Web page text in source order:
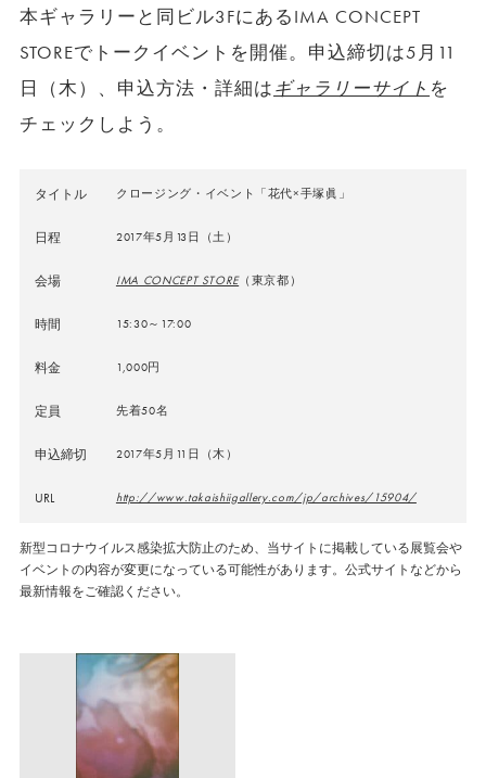
本ギャラリーと同ビル3FにあるIMA CONCEPT
STOREでトークイベントを開催。申込締切は5月11
日（木）、申込方法・詳細はギャラリーサイト を
チェックしよう。
タイトル クロージング・イベント「花代×手塚眞」
日程 2017年5月13日（土）
会場 IMA CONCEPT STORE（東京都）
時間 15:30～17:00
料金 1,000円
定員 先着50名
申込締切 2017年5月11日（木）
URL http://www.takaishiigallery.com/jp/archives/15904/
新型コロナウイルス感染拡大防止のため、当サイトに掲載している展覧会や
イベントの内容が変更になっている可能性があります。公式サイトなどから
最新情報をご確認ください。